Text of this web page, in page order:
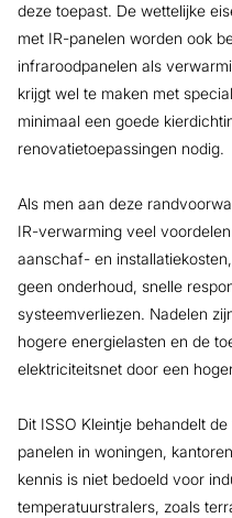
deze toepast. De wettelijke
met IR-panelen worden ook
infraroodpanelen als
krijgt wel te maken met
minimaal een goede
renovatietoepassingen nodig.
Als men aan deze
IR-verwarming veel
aanschaf- en
geen onderhoud, snelle
systeemverliezen. Nadelen
hogere energielasten en de
elektriciteitsnet door een
Dit ISSO Kleintje behandelt
panelen in woningen,
kennis is niet bedoeld voor
temperatuurstralers, zoals